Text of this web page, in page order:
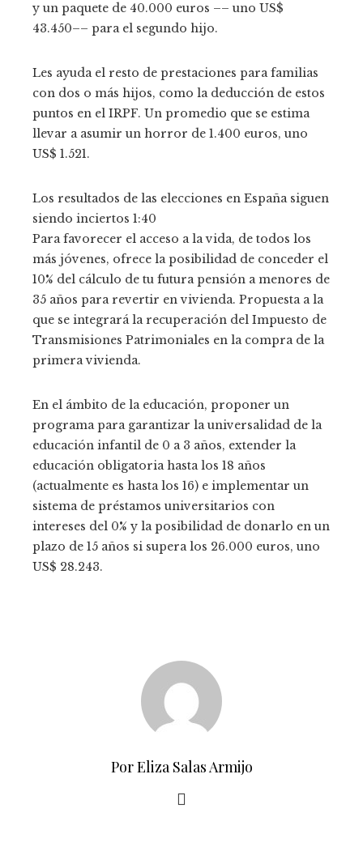
y un paquete de 40.000 euros –– uno US$
43.450–– para el segundo hijo.
Les ayuda el resto de prestaciones para familias
con dos o más hijos, como la deducción de estos
puntos en el IRPF. Un promedio que se estima
llevar a asumir un horror de 1.400 euros, uno
US$ 1.521.
Los resultados de las elecciones en España siguen
siendo inciertos 1:40
Para favorecer el acceso a la vida, de todos los
más jóvenes, ofrece la posibilidad de conceder el
10% del cálculo de tu futura pensión a menores de
35 años para revertir en vivienda. Propuesta a la
que se integrará la recuperación del Impuesto de
Transmisiones Patrimoniales en la compra de la
primera vivienda.
En el ámbito de la educación, proponer un
programa para garantizar la universalidad de la
educación infantil de 0 a 3 años, extender la
educación obligatoria hasta los 18 años
(actualmente es hasta los 16) e implementar un
sistema de préstamos universitarios con
intereses del 0% y la posibilidad de donarlo en un
plazo de 15 años si supera los 26.000 euros, uno
US$ 28.243.
Por Eliza Salas Armijo